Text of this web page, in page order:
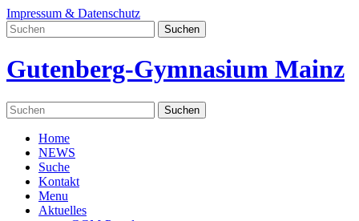
Impressum & Datenschutz
Gutenberg-Gymnasium Mainz
Home
NEWS
Suche
Kontakt
Menu
Aktuelles